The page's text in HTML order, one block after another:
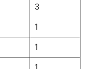
3
1
1
1